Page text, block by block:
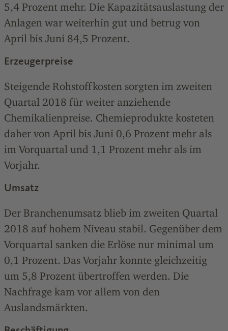
5,4 Prozent mehr. Die Kapazitätsauslastung der
Anlagen war weiterhin gut und betrug von
April bis Juni 84,5 Prozent.
Erzeugerpreise
Steigende Rohstoffkosten sorgten im zweiten
Quartal 2018 für weiter anziehende
Chemikalienpreise. Chemieprodukte kosteten
daher von April bis Juni 0,6 Prozent mehr als
im Vorquartal und 1,1 Prozent mehr als im
Vorjahr.
Umsatz
Der Branchenumsatz blieb im zweiten Quartal
2018 auf hohem Niveau stabil. Gegenüber dem
Vorquartal sanken die Erlöse nur minimal um
0,1 Prozent. Das Vorjahr konnte gleichzeitig
um 5,8 Prozent übertroffen werden. Die
Nachfrage kam vor allem von den
Auslandsmärkten.